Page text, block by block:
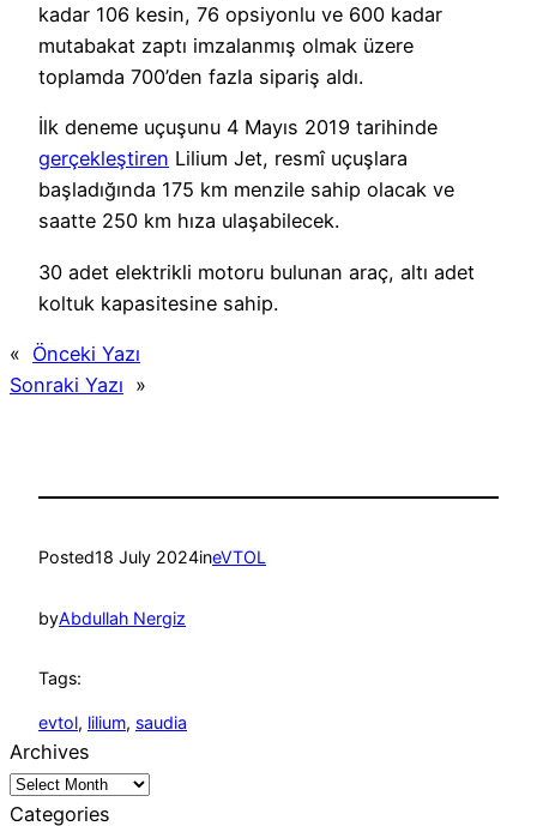
kadar 106 kesin, 76 opsiyonlu ve 600 kadar
mutabakat zaptı imzalanmış olmak üzere
toplamda 700’den fazla sipariş aldı.
İlk deneme uçuşunu 4 Mayıs 2019 tarihinde
gerçekleştiren Lilium Jet, resmî uçuşlara
başladığında 175 km menzile sahip olacak ve
saatte 250 km hıza ulaşabilecek.
30 adet elektrikli motoru bulunan araç, altı adet
koltuk kapasitesine sahip.
« Önceki Yazı
Sonraki Yazı »
Posted18 July 2024ineVTOL
byAbdullah Nergiz
Tags:
evtol, lilium, saudia
Archives
Categories